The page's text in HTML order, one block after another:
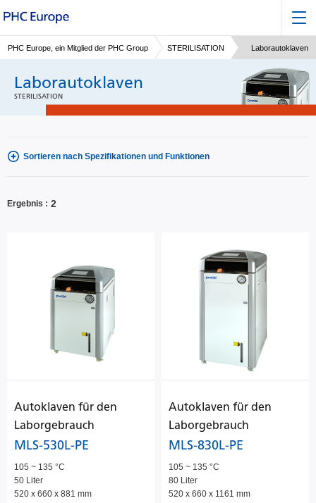
PHC Europe, ein Mitglied der PHC Group STERILISATION Laborautoklaven
Laborautoklaven
STERILISATION
Sortieren nach Spezifikationen und Funktionen
Ergebnis 2
Autoklaven für den
Laborgebrauch
MLS-530L-PE
105 ~ 135 °C
50 Liter
520 x 660 x 881 mm
Autoklaven für den
Laborgebrauch
MLS-830L-PE
105 ~ 135 °C
80 Liter
520 x 660 x 1161 mm